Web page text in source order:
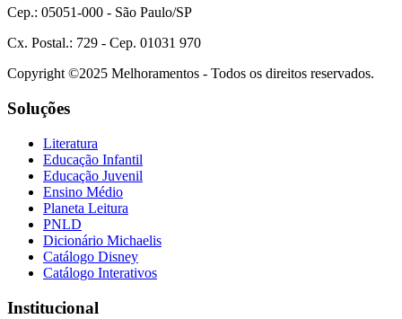
Cep.: 05051-000 - São Paulo/SP
Cx. Postal.: 729 - Cep. 01031 970
Copyright ©2025 Melhoramentos - Todos os direitos reservados.
Soluções
Literatura
Educação Infantil
Educação Juvenil
Ensino Médio
Planeta Leitura
PNLD
Dicionário Michaelis
Catálogo Disney
Catálogo Interativos
Institucional